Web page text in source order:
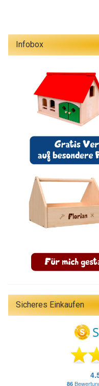
Infobox
Sicheres Einkaufen